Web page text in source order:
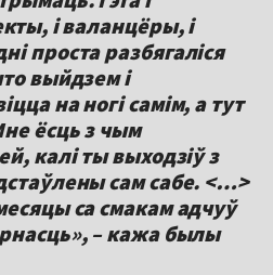
і валанцёры, і
проста разбягаліся
выйдзем і
на ногі самім, а тут
ёсць з чым
калі ты выходзіў з
сам сабе. <…>
са смакам адчуў
– кажа былы